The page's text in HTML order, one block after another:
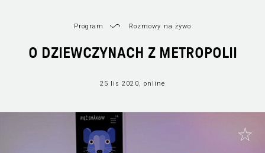
Program Rozmowy na żywo
O DZIEWCZYNACH Z METROPOLII
25 lis 2020, online